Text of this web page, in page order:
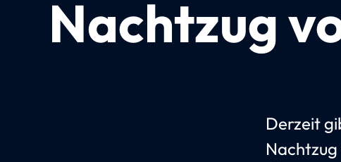
Nachtzug
Derzeit